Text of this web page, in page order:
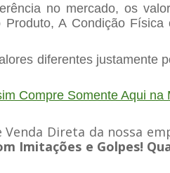
no mercado, os
A Condição
diferentes
Compre Somente Aqui
Direta da nossa
Imitações e Golpes!